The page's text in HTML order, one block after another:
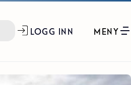
LOGG INN MENY